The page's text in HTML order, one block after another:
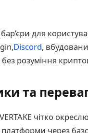
для
Discord,
розуміння
та
чітко
через